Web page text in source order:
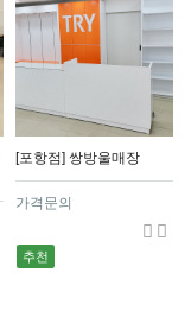
[포항점] 쌍방울매장
가격문의
추천